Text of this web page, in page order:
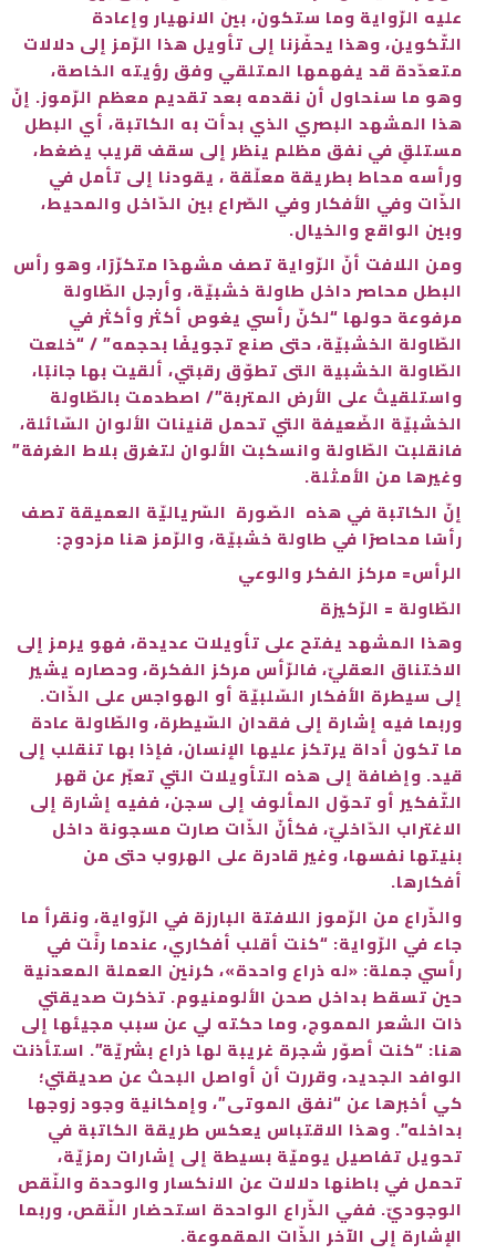
عليه الرّواية وما ستكون، بين الانهيار وإعادة
التّكوين، وهذا يحفّزنا إلى تأويل هذا الرّمز إلى دلالات
متعدّدة قد يفهمها المتلقي وفق رؤيته الخاصة،
وهو ما سنحاول أن نقدمه بعد تقديم معظم الرّموز. إنّ
هذا المشهد البصري الذي بدأت به الكاتبة، أي البطل
مستلقٍ في نفق مظلم ينظر إلى سقف قريب يضغط،
ورأسه محاط بطريقة معلّقة ، يقودنا إلى تأمل في
الذّات وفي الأفكار وفي الصّراع بين الدّاخل والمحيط،
وبين الواقع والخيال.
ومن اللافت أنّ الرّواية تصف مشهدًا متكرّرًا، وهو رأس
البطل محاصر داخل طاولة خشبيّة، وأرجل الطّاولة
مرفوعة حولها “لكنّ رأسي يغوص أكثر وأكثر في
الطّاولة الخشبيّة، حتى صنع تجويفًا بحجمه” / “خلعت
الطّاولة الخشبية التى تطوّق رقبتي، ألقيت بها جانبًا،
واستلقيتُ على الأرض المتربة”/ اصطدمت بالطّاولة
الخشبيّة الضّعيفة التي تحمل قنينات الألوان السّائلة،
فانقلبت الطّاولة وانسكبت الألوان لتغرق بلاط الغرفة”
وغيرها من الأمثلة.
إنّ الكاتبة في هذه الصّورة السّرياليّة العميقة تصف
رأسًا محاصرًا في طاولة خشبيّة، والرّمز هنا مزدوج:
الرأس= مركز الفكر والوعي
الطّاولة = الرّكيزة
وهذا المشهد يفتح على تأويلات عديدة، فهو يرمز إلى
الاختناق العقليّ، فالرّأس مركز الفكرة، وحصاره يشير
إلى سيطرة الأفكار السّلبيّة أو الهواجس على الذّات.
وربما فيه إشارة إلى فقدان السّيطرة، والطّاولة عادة
ما تكون أداة يرتكز عليها الإنسان، فإذا بها تنقلب إلى
قيد. وإضافة إلى هذه التأويلات التي تعبّر عن قهر
التّفكير أو تحوّل المألوف إلى سجن، ففيه إشارة إلى
الاغتراب الدّاخليّ، فكأنّ الذّات صارت مسجونة داخل
بنيتها نفسها، وغير قادرة على الهروب حتى من
أفكارها.
والذّراع من الرّموز اللافتة البارزة في الرّواية، ونقرأ ما
جاء في الرّواية: “كنت أقلب أفكاري، عندما رنَّت في
رأسي جملة: «له ذراع واحدة»، كرنين العملة المعدنية
حين تسقط بداخل صحن الألومنيوم. تذكرت صديقتي
ذات الشعر المموج، وما حكته لي عن سبب مجيئها إلى
هنا: “كنت أصوّر شجرة غريبة لها ذراع بشريّة”. استأذنت
الوافد الجديد، وقررت أن أواصل البحث عن صديقتي؛
كي أخبرها عن “نفق الموتى”، وإمكانية وجود زوجها
بداخله”. وهذا الاقتباس يعكس طريقة الكاتبة في
تحويل تفاصيل يوميّة بسيطة إلى إشارات رمزيّة،
تحمل في باطنها دلالات عن الانكسار والوحدة والنّقص
الوجوديّ. ففي الذّراع الواحدة استحضار النّقص، وربما
الإشارة إلى الآخر الذّات المقموعة.